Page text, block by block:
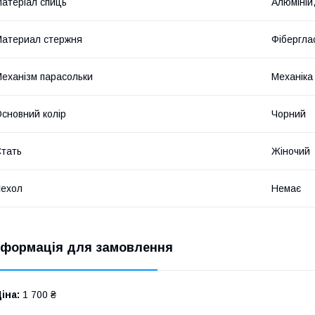
стержня
парасольки Механіка
колір Чорний
Жіночий
Немає
для замовлення
1 700 ₴